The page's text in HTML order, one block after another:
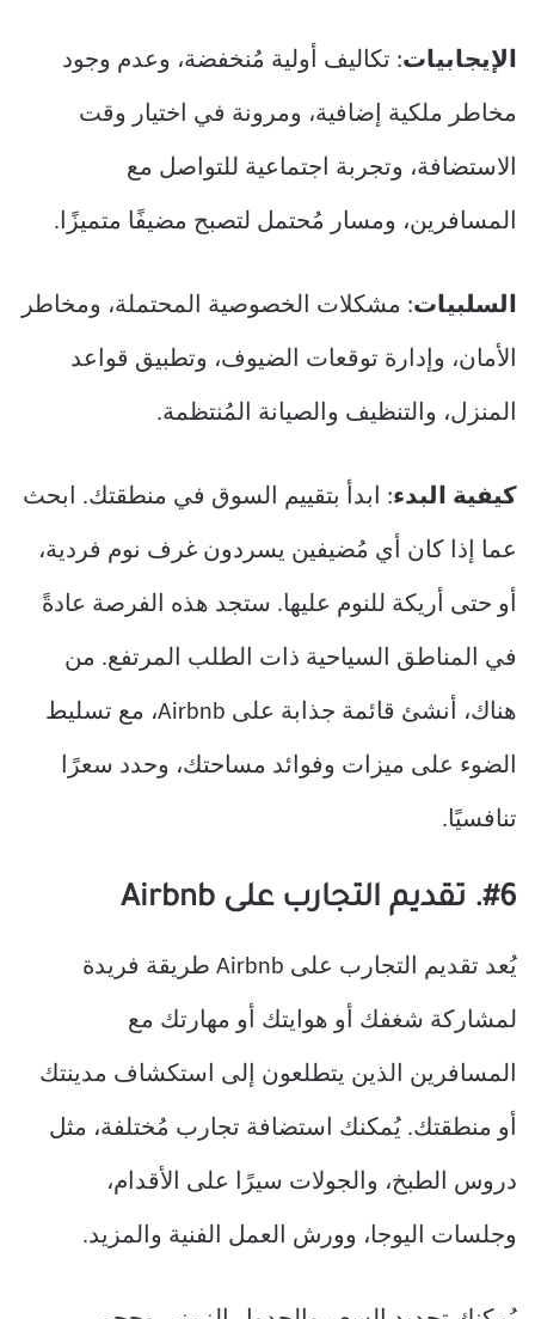
الإيجابيات: تكاليف أولية مُنخفضة، وعدم وجود
مخاطر ملكية إضافية، ومرونة في اختيار وقت
الاستضافة، وتجربة اجتماعية للتواصل مع
المسافرين، ومسار مُحتمل لتصبح مضيفًا متميزًا.
السلبيات: مشكلات الخصوصية المحتملة، ومخاطر
الأمان، وإدارة توقعات الضيوف، وتطبيق قواعد
المنزل، والتنظيف والصيانة المُنتظمة.
كيفية البدء: ابدأ بتقييم السوق في منطقتك. ابحث
عما إذا كان أي مُضيفين يسردون غرف نوم فردية،
أو حتى أريكة للنوم عليها. ستجد هذه الفرصة عادةً
في المناطق السياحية ذات الطلب المرتفع. من
هناك، أنشئ قائمة جذابة على Airbnb، مع تسليط
الضوء على ميزات وفوائد مساحتك، وحدد سعرًا
تنافسيًا.
#6. تقديم التجارب على Airbnb
يُعد تقديم التجارب على Airbnb طريقة فريدة
لمشاركة شغفك أو هوايتك أو مهارتك مع
المسافرين الذين يتطلعون إلى استكشاف مدينتك
أو منطقتك. يُمكنك استضافة تجارب مُختلفة، مثل
دروس الطبخ، والجولات سيرًا على الأقدام،
وجلسات اليوجا، وورش العمل الفنية والمزيد.